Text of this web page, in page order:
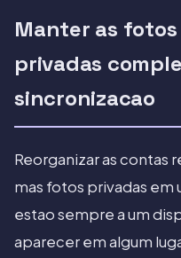
Manter as
privadas
sincronizacao
Reorganizar as contas
mas fotos privadas
estao sempre a um
aparecer em algum